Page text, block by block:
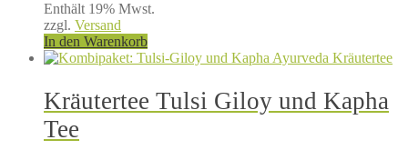
Enthält 19% Mwst.
zzgl. Versand
In den Warenkorb
Kräutertee Tulsi Giloy und Kapha
Tee